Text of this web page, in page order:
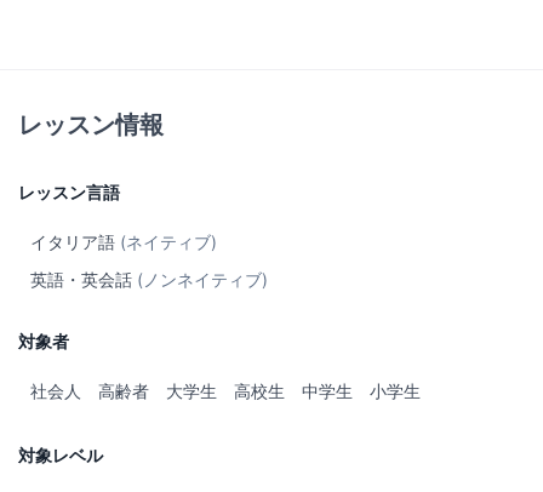
レッスン情報
レッスン言語
イタリア語 (ネイティブ)
英語・英会話 (ノンネイティブ)
対象者
社会人 高齢者 大学生 高校生 中学生 小学生
対象レベル